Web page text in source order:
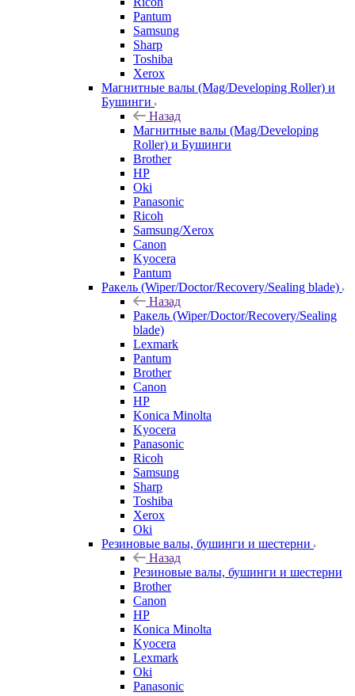
Pantum
Samsung
Sharp
Toshiba
Xerox
Магнитные валы (Mag/Developing Roller) и
Бушинги
Назад
Магнитные валы (Mag/Developing
Roller) и Бушинги
Brother
HP
Oki
Panasonic
Ricoh
Samsung/Xerox
Canon
Kyocera
Pantum
Ракель (Wiper/Doctor/Recovery/Sealing blade)
Назад
Ракель (Wiper/Doctor/Recovery/Sealing
blade)
Lexmark
Pantum
Brother
Canon
HP
Konica Minolta
Kyocera
Panasonic
Ricoh
Samsung
Sharp
Toshiba
Xerox
Oki
Резиновые валы, бушинги и шестерни
Назад
Резиновые валы, бушинги и шестерни
Brother
Canon
HP
Konica Minolta
Kyocera
Lexmark
Oki
Panasonic